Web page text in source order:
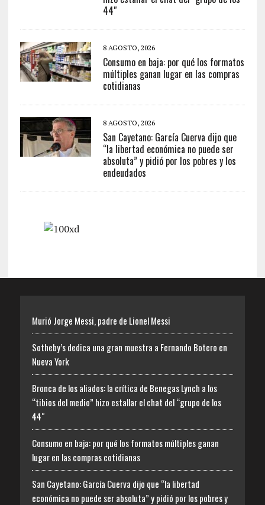
44″
8 AGOSTO, 2026
Consumo en baja: por qué los formatos
múltiples ganan lugar en las compras
cotidianas
8 AGOSTO, 2026
San Cayetano: García Cuerva dijo que
“la libertad económica no puede ser
absoluta” y pidió por los pobres y los
endeudados
Murió Jorge Messi, padre de Lionel Messi
Sotheby’s dedica una gran muestra a Fernando Botero en
Nueva York
Bronca de los aliados: la crítica de Benegas Lynch a los
“tibios del medio” hizo estallar el chat del “grupo de los
44″
Consumo en baja: por qué los formatos múltiples ganan
lugar en las compras cotidianas
San Cayetano: García Cuerva dijo que “la libertad
económica no puede ser absoluta” y pidió por los pobres y